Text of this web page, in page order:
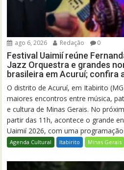
ago 6, 2026 Redação 0
Festival Uaimií reúne
Jazz Orquestra e grandes
brasileira em Acuruí; confira
O distrito de Acuruí, em Itabirito
maiores encontros entre música,
e cultura de Minas Gerais. No
partir das 11h, acontece o grande
Uaimií 2026, com uma
Agenda Cultural Itabirito Minas Gerais